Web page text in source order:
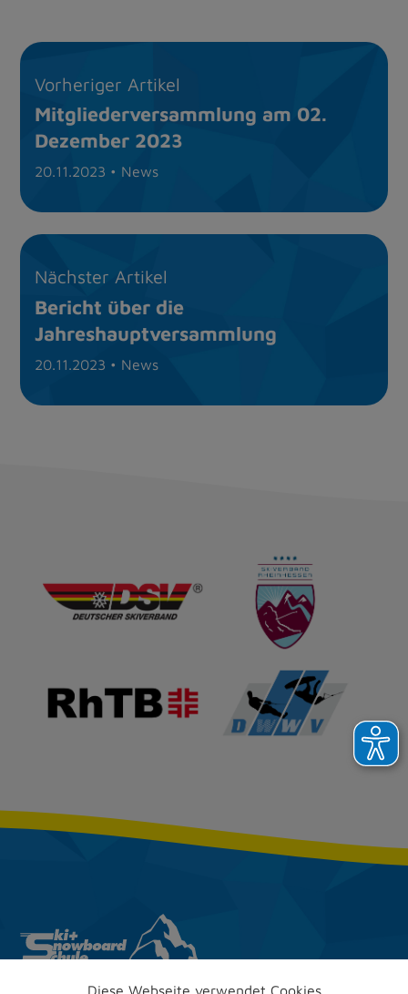
Vorheriger Artikel
Mitgliederversammlung am 02.
Dezember 2023
20.11.2023 • News
Nächster Artikel
Bericht über die
Jahreshauptversammlung
20.11.2023 • News
Diese Webseite verwendet Cookies